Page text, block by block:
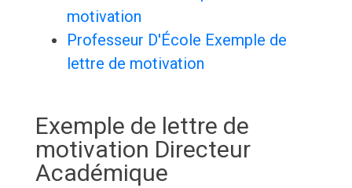
motivation
Professeur D'École Exemple de
lettre de motivation
Exemple de lettre de
motivation Directeur
Académique